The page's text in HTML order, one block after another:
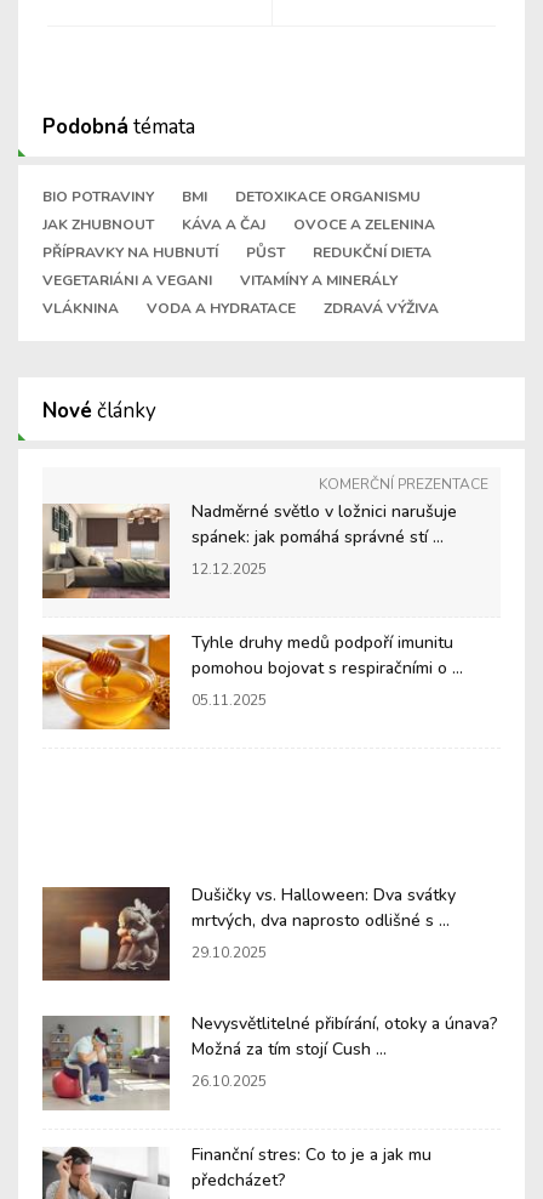
Podobná témata
BIO POTRAVINY BMI
DETOXIKACE ORGANISMU
JAK ZHUBNOUT
KÁVA A ČAJ
OVOCE A ZELENINA
PŘÍPRAVKY NA HUBNUTÍ
PŮST
REDUKČNÍ DIETA
VEGETARIÁNI A VEGANI
VITAMÍNY A MINERÁLY
VLÁKNINA
VODA A HYDRATACE ZDRAVÁ VÝŽIVA
Nové články
KOMERČNÍ PREZENTACE
Nadměrné světlo v ložnici narušuje
spánek: jak pomáhá správné stí ...
12.12.2025
Tyhle druhy medů podpoří imunitu
pomohou bojovat s respiračními o ...
05.11.2025
Dušičky vs. Halloween: Dva svátky
mrtvých, dva naprosto odlišné s ...
29.10.2025
Nevysvětlitelné přibírání, otoky a únava?
Možná za tím stojí Cush ...
26.10.2025
Finanční stres: Co to je a jak mu
předcházet?